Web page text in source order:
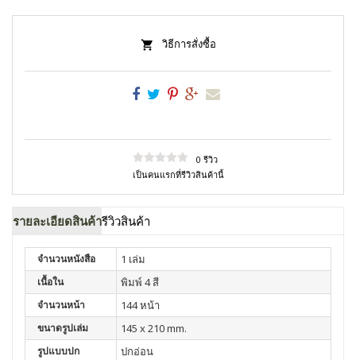
วิธีการสั่งซื้อ
0 รีวิว
เป็นคนแรกที่รีวิวสินค้านี้
รายละเอียดสินค้ารีวิวสินค้า
จำนวนหนังสือ 1 เล่ม
เนื้อใน พิมพ์ 4 สี
จำนวนหน้า 144 หน้า
ขนาดรูปเล่ม 145 x 210 mm.
รูปแบบปก ปกอ่อน